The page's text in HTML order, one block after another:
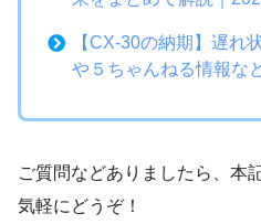
【CX-30の納期】遅れ
や５ちゃんねる情報な
ご質問などありましたら、本
気軽にどうぞ！